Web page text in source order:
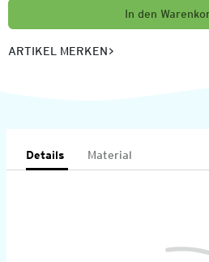
In den
ARTIKEL MERKEN
Details Material